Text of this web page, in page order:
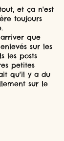
et ça n'est
toujours
que
sur les
les posts
petites
qu'il y a du
sur le